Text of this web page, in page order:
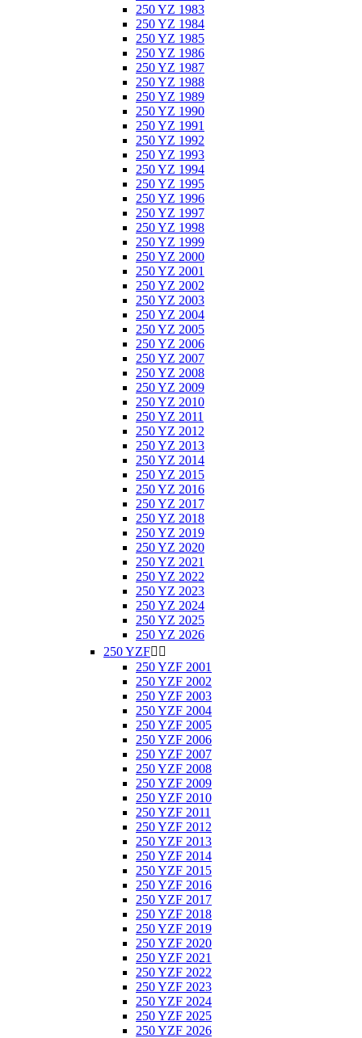
250 YZ 1983
250 YZ 1984
250 YZ 1985
250 YZ 1986
250 YZ 1987
250 YZ 1988
250 YZ 1989
250 YZ 1990
250 YZ 1991
250 YZ 1992
250 YZ 1993
250 YZ 1994
250 YZ 1995
250 YZ 1996
250 YZ 1997
250 YZ 1998
250 YZ 1999
250 YZ 2000
250 YZ 2001
250 YZ 2002
250 YZ 2003
250 YZ 2004
250 YZ 2005
250 YZ 2006
250 YZ 2007
250 YZ 2008
250 YZ 2009
250 YZ 2010
250 YZ 2011
250 YZ 2012
250 YZ 2013
250 YZ 2014
250 YZ 2015
250 YZ 2016
250 YZ 2017
250 YZ 2018
250 YZ 2019
250 YZ 2020
250 YZ 2021
250 YZ 2022
250 YZ 2023
250 YZ 2024
250 YZ 2025
250 YZ 2026
250 YZF 
250 YZF 2001
250 YZF 2002
250 YZF 2003
250 YZF 2004
250 YZF 2005
250 YZF 2006
250 YZF 2007
250 YZF 2008
250 YZF 2009
250 YZF 2010
250 YZF 2011
250 YZF 2012
250 YZF 2013
250 YZF 2014
250 YZF 2015
250 YZF 2016
250 YZF 2017
250 YZF 2018
250 YZF 2019
250 YZF 2020
250 YZF 2021
250 YZF 2022
250 YZF 2023
250 YZF 2024
250 YZF 2025
250 YZF 2026